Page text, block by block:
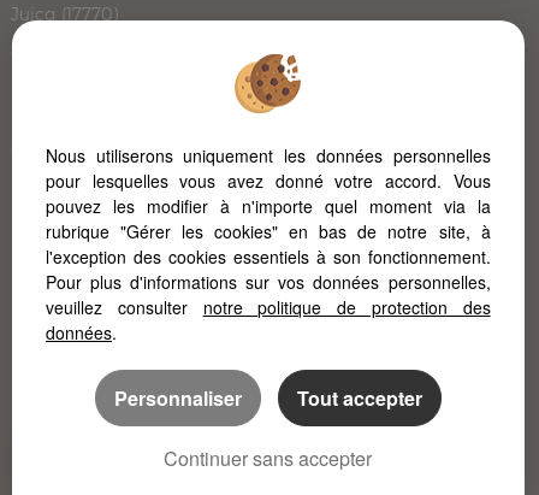
Juicq (17770)
Angouleme (16000)
Carignan De Bordeaux (33360)
Le Cres (34920)
Le Cap Ferret (33950)
L'immobilier à Poitiers
L'immobilier à la Rochelle
Nous utiliserons uniquement les données personnelles
pour lesquelles vous avez donné votre accord. Vous
pouvez les modifier à n'importe quel moment via la
rubrique "Gérer les cookies" en bas de notre site, à
l'exception des cookies essentiels à son fonctionnement.
Pour plus d'informations sur vos données personnelles,
veuillez consulter notre politique de protection des
données.
Personnaliser Tout accepter
Continuer sans accepter